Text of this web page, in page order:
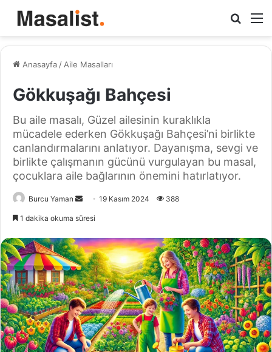
Arama
yap
Anasayfa / Aile Masalları
Gökkuşağı Bahçesi
Bu aile masalı, Güzel ailesinin kuraklıkla
mücadele ederken Gökkuşağı Bahçesi’ni birlikte
canlandırmalarını anlatıyor. Dayanışma, sevgi ve
birlikte çalışmanın gücünü vurgulayan bu masal,
çocuklara aile bağlarının önemini hatırlatıyor.
Burcu Yaman
Bir
göndermek
19 Kasım 2024 388
1 dakika okuma süresi